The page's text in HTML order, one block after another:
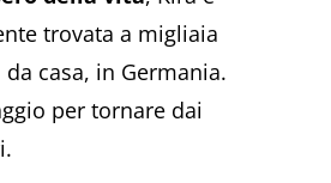
trovata a migliaia
casa, in Germania.
per tornare dai